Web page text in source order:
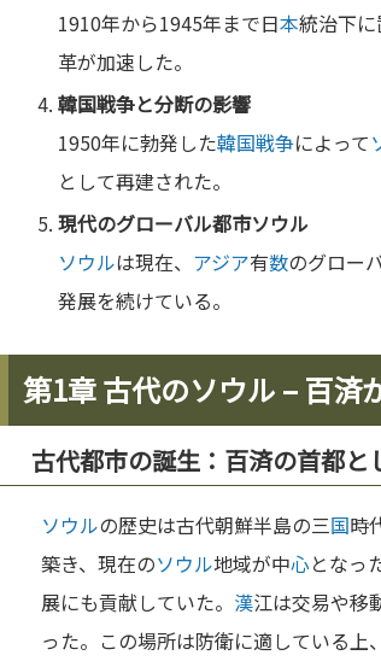
1910年から1945年まで日本統治下に
革が加速した。
韓国戦争と分断の影響
1950年に勃発した韓国戦争によって
として再建された。
現代のグローバル都市ソウル
ソウルは現在、 アジア有数のグロー
発展を続けている。
第1章 古代のソウル – 百済
古代都市の誕生：百済の首都と
ソウルの歴史は古代朝鮮半島の三国時
築き、現在のソウル地域が中心となっ
展にも貢献していた。 漢江は交易や移
った。この場所は防衛に適している上